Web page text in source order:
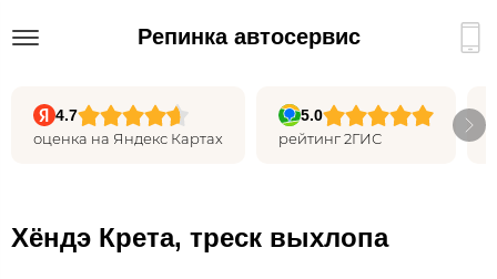
Репинка автосервис
4.7
оценка на Яндекс Картах
5.0
рейтинг 2ГИС
Хёндэ Крета, треск выхлопа